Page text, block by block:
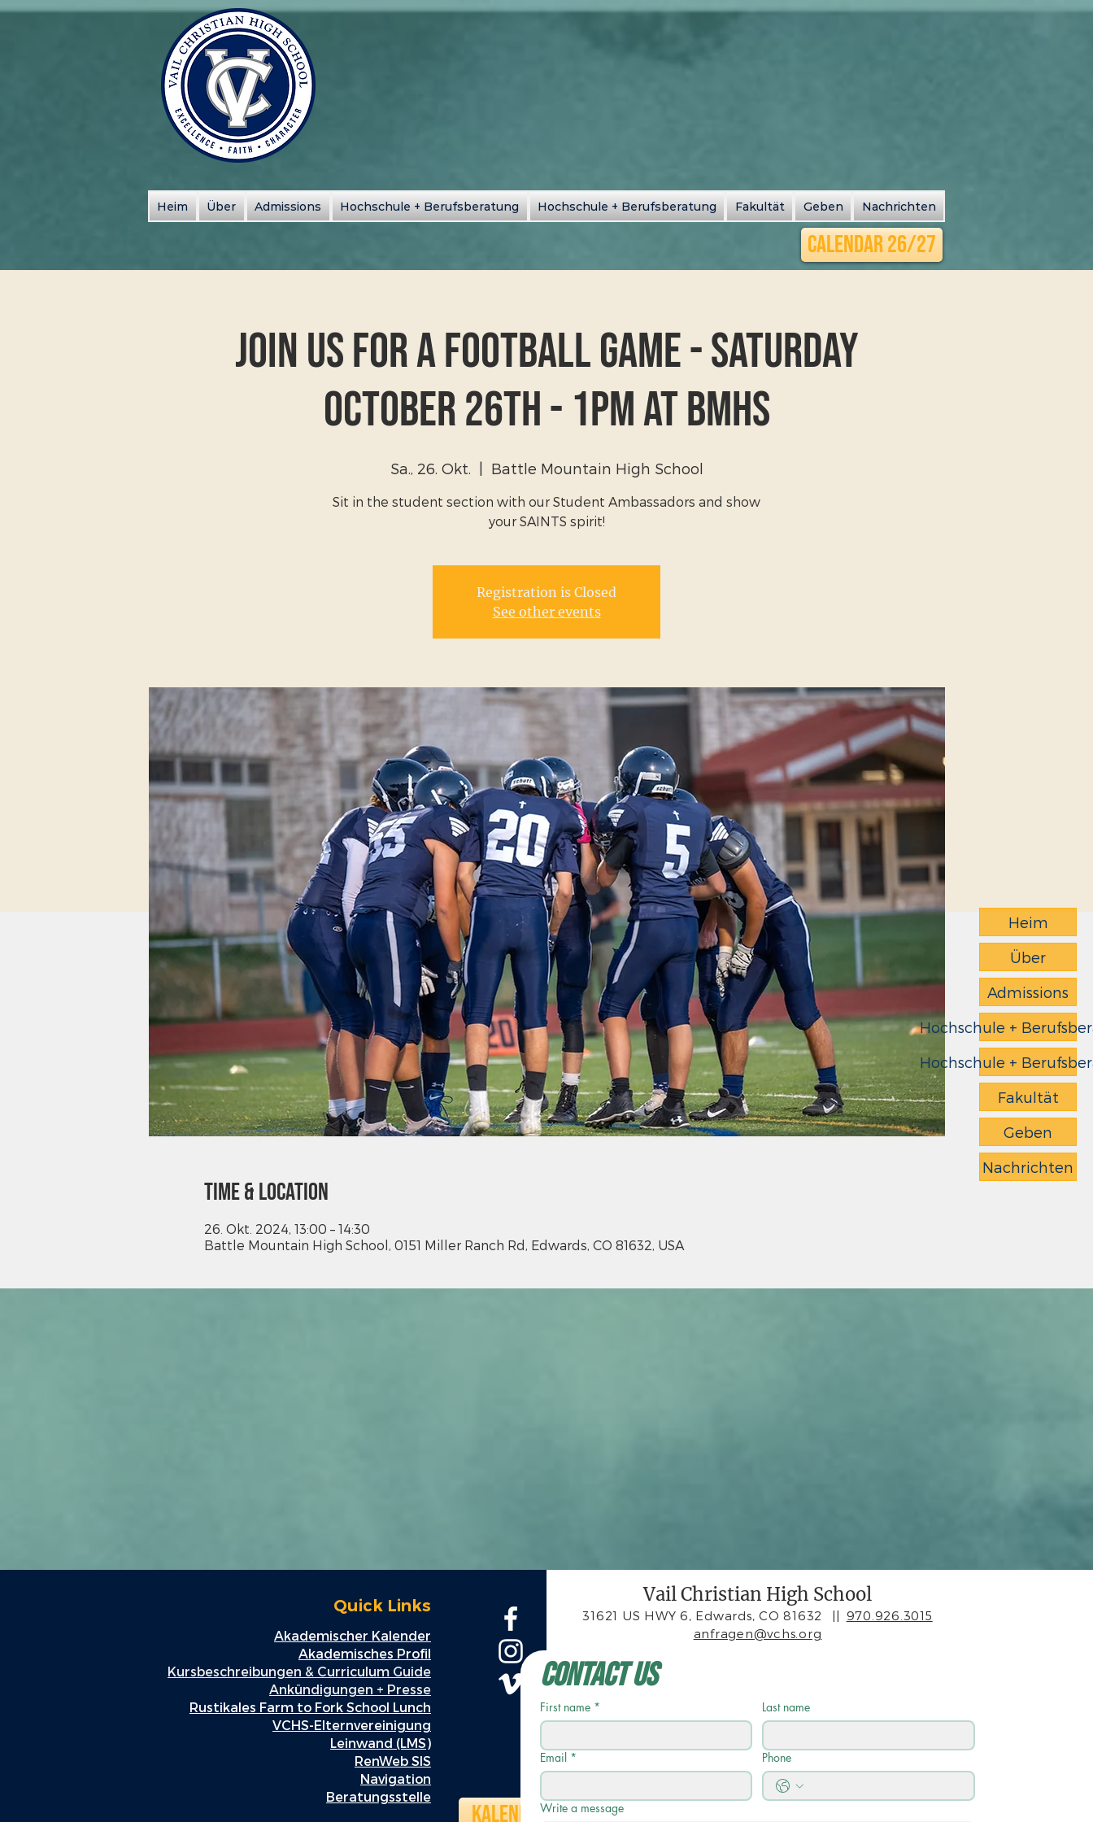
Heim Über Admissions Hochschule + Berufsberatung Hochschule + Berufsberatung Fakultät Geben Nachrichten
Calendar 26/27
Heim
Über
Admissions
Hochschule +
Hochschule +
Fakultät
Geben
Nachrichten
Join Us For A Football Game - Saturday
October 26th - 1PM at BMHS
Sa., 26. Okt. Battle Mountain High School
Sit in the student section with our Student Ambassadors and show
your SAINTS spirit!
Registration is Closed
See other events
Time & Location
26. Okt. 2024, 13:00 – 14:30
Battle Mountain High School, 0151 Miller Ranch Rd, Edwards, CO 81632, USA
Quick Links
Akademischer Kalender
Akademisches Profil
Kursbeschreibungen & Curriculum Guide
Ankündigungen + Presse
Rustikales Farm to Fork School Lunch
VCHS-Elternvereinigung
Leinwand (LMS)
RenWeb SIS
Navigation
Beratungsstelle
Kalender
Vail Christian High School
31621 US HWY 6, Edwards, CO 81632 || 970.926.3015
anfragen@vchs.org
Contact Us
First name * Last name
Email * Phone
Write a message